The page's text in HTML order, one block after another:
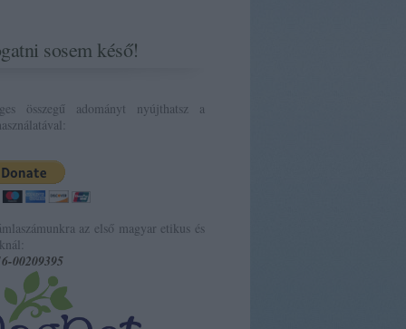
sosem késő!
összegű adományt nyújthatsz a
az első magyar etikus és
00209395